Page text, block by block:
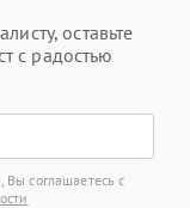
оставьте
с радостью
Вы соглашаетесь с